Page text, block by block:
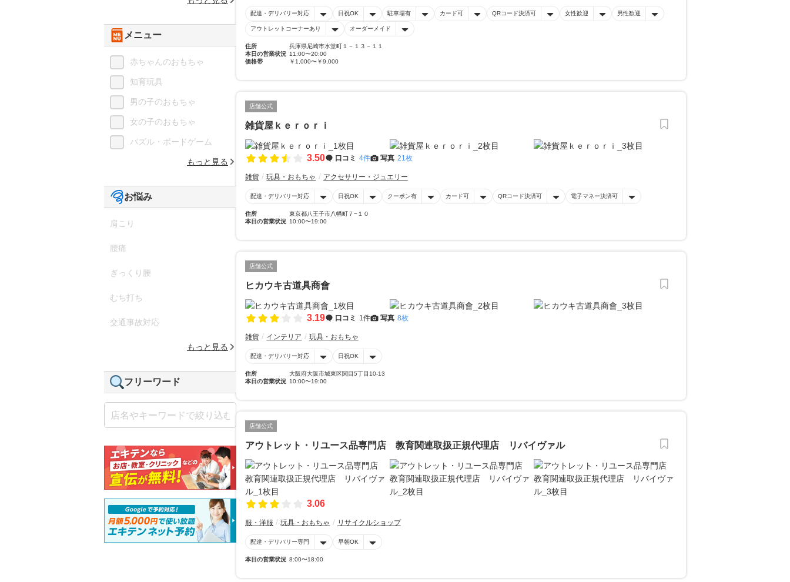
配達・デリバリー対応 日祝OK 駐車場有 カード可 QRコード決済可 女性歓迎 男性歓迎
アウトレットコーナーあり オーダーメイド
住所
兵庫県尼崎市水堂町１－１３－１１
本日の営業状況 11:00〜20:00
価格帯
￥1,000〜￥9,000
店舗公式
雑貨屋ｋｅｒｏｒｉ
3.50 口コミ 4件 写真 21枚
雑貨 玩具・おもちゃ アクセサリー・ジュエリー
配達・デリバリー対応 日祝OK クーポン有 カード可 QRコード決済可 電子マネー決済可
住所
東京都八王子市八幡町７−１０
本日の営業状況 10:00〜19:00
店舗公式
ヒカウキ古道具商會
3.19 口コミ 1件 写真 8枚
雑貨 インテリア 玩具・おもちゃ
配達・デリバリー対応 日祝OK
住所
大阪府大阪市城東区関目5丁目10-13
本日の営業状況 10:00〜19:00
店舗公式
アウトレット・リユース品専門店 教育関連取扱正規代理店 リバイヴァル
3.06
服・洋服 玩具・おもちゃ リサイクルショップ
配達・デリバリー専門 早朝OK
本日の営業状況 8:00〜18:00
メニュー
赤ちゃんのおもちゃ
知育玩具
男の子のおもちゃ
女の子のおもちゃ
パズル・ボードゲーム
もっと見る
お悩み
肩こり
腰痛
ぎっくり腰
むち打ち
交通事故対応
もっと見る
フリーワード